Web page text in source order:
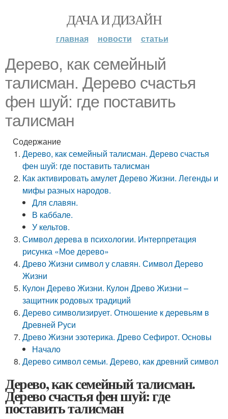
ДАЧА И ДИЗАЙН
главная новости статьи
Дерево, как семейный
талисман. Дерево счастья
фен шуй: где поставить
талисман
Содержание
Дерево, как семейный талисман. Дерево счастья
фен шуй: где поставить талисман
Как активировать амулет Дерево Жизни. Легенды и
мифы разных народов.
Для славян.
В каббале.
У кельтов.
Символ дерева в психологии. Интерпретация
рисунка «Мое дерево»
Древо Жизни символ у славян. Символ Дерево
Жизни
Кулон Дерево Жизни. Кулон Древо Жизни –
защитник родовых традиций
Дерево символизирует. Отношение к деревьям в
Древней Руси
Древо Жизни эзотерика. Древо Сефирот. Основы
Начало
Дерево символ семьи. Дерево, как древний символ
Дерево, как семейный талисман.
Дерево счастья фен шуй: где
поставить талисман